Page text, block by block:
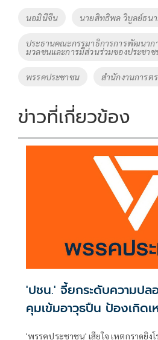
o
k
Li
n
k
Tags
นอมินีจีน นายสิทธิพล วิบูลย์ธน
ประธานคณะกรรมาธิการการพัฒนาก
มวลชนและการมีส่วนร่วมของประชาช
พรรคประชาชน สำนักงานการต
ข่าวที่เกี่ยวข้อง
'ปชน.' จี้ยกระดับความปล
คุมเข้มอาวุธปืน ป้องเกิดเ
'พรรคประชาชน' เสียใจ เหตุกราดยิง